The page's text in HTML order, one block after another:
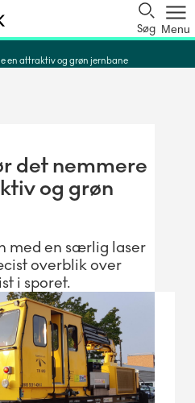
Søg Menu
en attraktiv og grøn jernbane
det nemmere
og grøn
med en særlig laser
overblik over
i sporet.